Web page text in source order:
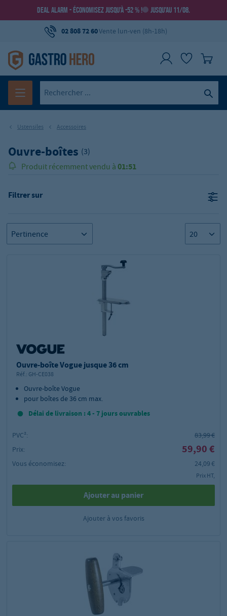
DEAL ALARM - ÉCONOMISEZ JUSQU’À -52 % ! JUSQU’AU 11/08.
02 808 72 60Vente lun-ven (8h-18h)
Ustensiles Accessoires
Ouvre-boîtes (3)
Produit récemment vendu à 01:51
Filtrer sur
Ouvre-boîte Vogue jusque 36 cm
Réf.: GH-CE038
Ouvre-boîte Vogue
pour boîtes de 36 cm max.
Délai de livraison : 4 - 7 jours ouvrables
PVC²:
83,99 €
Prix:
59,90 €
Vous économisez: 24,09 €
Prix HT,
Ajouter au panier
Ajouter à vos favoris